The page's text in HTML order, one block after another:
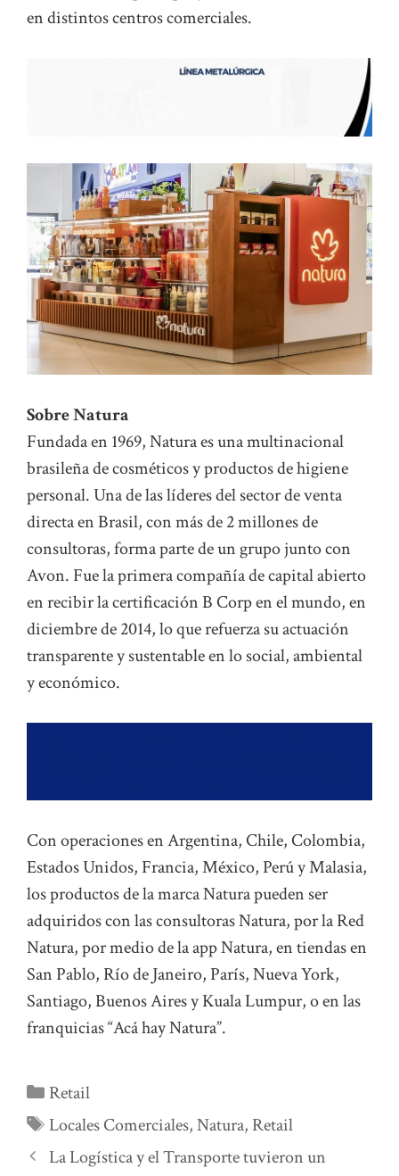
en distintos centros comerciales.
Sobre Natura
Fundada en 1969, Natura es una multinacional
brasileña de cosméticos y productos de higiene
personal. Una de las líderes del sector de venta
directa en Brasil, con más de 2 millones de
consultoras, forma parte de un grupo junto con
Avon. Fue la primera compañía de capital abierto
en recibir la certificación B Corp en el mundo, en
diciembre de 2014, lo que refuerza su actuación
transparente y sustentable en lo social, ambiental
y económico.
Con operaciones en Argentina, Chile, Colombia,
Estados Unidos, Francia, México, Perú y Malasia,
los productos de la marca Natura pueden ser
adquiridos con las consultoras Natura, por la Red
Natura, por medio de la app Natura, en tiendas en
San Pablo, Río de Janeiro, París, Nueva York,
Santiago, Buenos Aires y Kuala Lumpur, o en las
franquicias “Acá hay Natura”.
Categorías
Retail
Etiquetas
Locales Comerciales,Natura, Retail
La Logística y el Transporte tuvieron un